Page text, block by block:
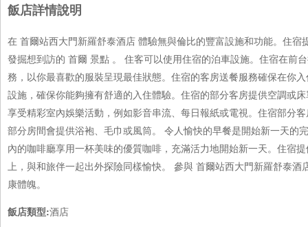
飯店詳情說明
在 首爾站西大門新羅舒泰酒店 體驗無與倫比的豐富設施和功能。住
發掘想到訪的 首爾 景點 。 住客可以使用住宿的泊車設施。住宿在前
務，以你最喜歡的服裝呈現最佳狀態。住宿的客房送餐服務確保在你
設施，確保你能夠擁有舒適的入住體驗。住宿的部分客房提供空調或
享受精彩室內娛樂活動，例如影音串流、每日報紙或電視。住宿部分
部分房間會提供浴袍、毛巾或風筒。 令人愉快的早餐是開始新一天
內的咖啡廳享用一杯美味的優質咖啡，充滿活力地開始新一天。住宿
上，與和旅伴一起出外探險同樣愉快。 參與 首爾站西大門新羅舒泰
康體魄。
飯店類型:酒店